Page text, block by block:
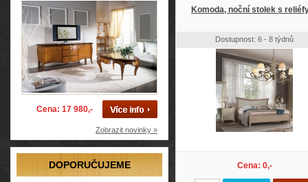
Cena: 17 980,-
Zobrazit novinky »
DOPORUČUJEME
Komoda, noční stolek s
Dostupnost: 6 - 8 týdnů
Cena: 0,-